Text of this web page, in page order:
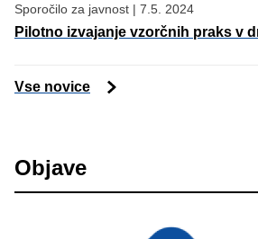
Sporočilo za javnost | 7.5. 2024
Pilotno izvajanje vzorčnih praks v
Vse novice
Objave